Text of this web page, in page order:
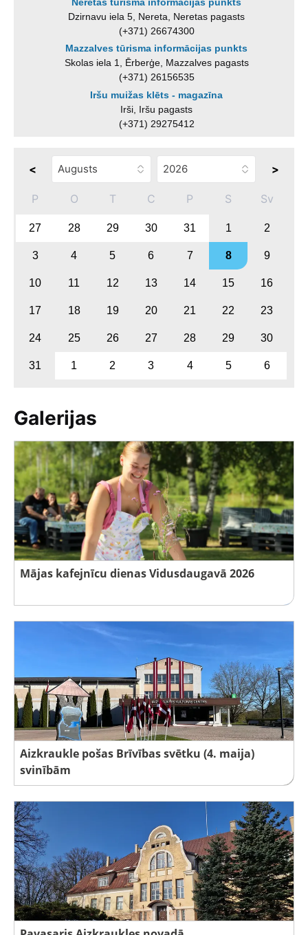
Dzirnavu iela 5, Nereta, Neretas pagasts
(+371) 26674300
Mazzalves tūrisma informācijas punkts
Skolas iela 1, Ērberģe, Mazzalves pagasts
(+371) 26156535
Iršu muižas klēts - magazīna
Irši, Iršu pagasts
(+371) 29275412
< >
P O T C P S Sv
27 28 29 30 31 1 2
3 4 5 6 7 8 9
10 11 12 13 14 15 16
17 18 19 20 21 22 23
24 25 26 27 28 29 30
31 1 2 3 4 5 6
Galerijas
Mājas kafejnīcu dienas Vidusdaugavā 2026
Aizkraukle pošas Brīvības svētku (4. maija)
svinībām